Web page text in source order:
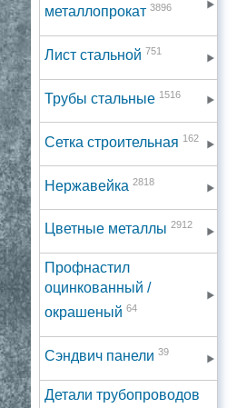
металлопрокат 3896
Лист стальной 751
Трубы стальные 1516
Сетка строительная 162
Нержавейка 2818
Цветные металлы 2912
Профнастил
оцинкованный /
окрашеный 64
Сэндвич панели 39
Детали трубопроводов